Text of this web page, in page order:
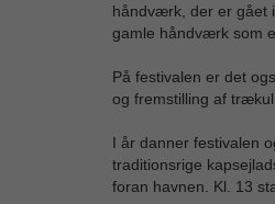
håndværk, der er gået
gamle håndværk som
På festivalen er det
og fremstilling af trækul.
I år danner festivalen
traditionsrige
foran havnen. Kl. 13